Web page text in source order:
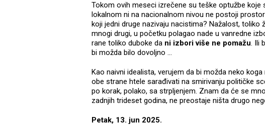
Tokom ovih meseci izrečene su teške optužbe koje
lokalnom ni na nacionalnom nivou ne postoji
koji jedni druge nazivaju nacistima? Nažalost, toliko
mnogi drugi, u početku polagao nade u vanredne
rane toliko duboke da ni izbori više ne pomažu. Ili
bi možda bilo dovoljno ...
Kao naivni idealista, verujem da bi možda neko
obe strane htele sarađivati na smirivanju političke
po korak, polako, sa strpljenjem. Znam da će se
zadnjih trideset godina, ne preostaje ništa drugo
Petak, 13. jun 2025.